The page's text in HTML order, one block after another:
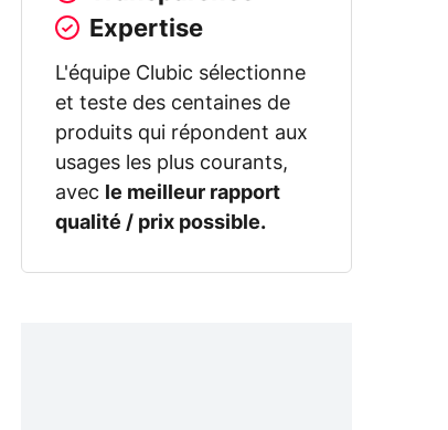
Expertise
L'équipe Clubic sélectionne
et teste des centaines de
produits qui répondent aux
usages les plus courants,
avec
le meilleur rapport
qualité / prix possible.